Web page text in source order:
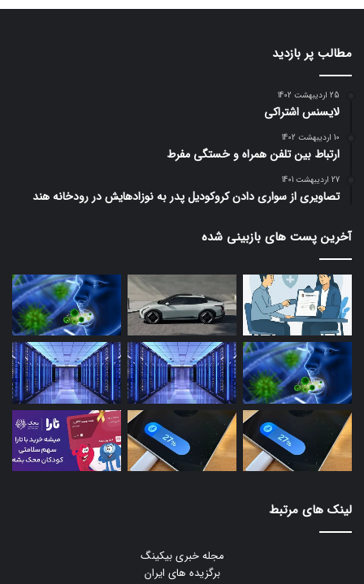
مطالب پر بازدید
25 اردیبهشت 1402
لایسنس اشتراکی
10 اردیبهشت 1402
ارتباط بین تلفن همراه و خستگی مفرط
27 اردیبهشت 1401
تصاویری از سواری دادن کروکودیل پدر به نوزادهایش در رودخانه هند
آخرین پست های بازبینی شده
لینک های مرتبط
مجله خبری بیکینگ
برگزیده های ایران